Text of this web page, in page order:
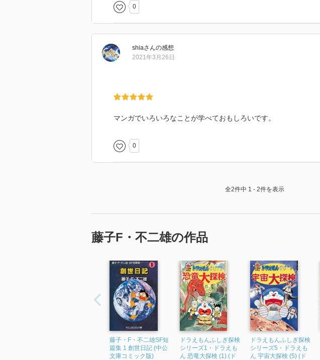
0
shiaさんの感想
2021年3月26日
マンガでいろいろなことが学べておもしろいです。
0
全2件中 1 - 2件を表示
藤子F・不二雄の作品
藤子・F・不二雄SF短
篇集 1 創世日記 (中公
文庫コミック版)
ドラえもんふしぎ探検
シリーズ1・ドラえも
ん 恐竜大探検 (1) (ド
ドラえもんふしぎ探検
シリーズ5・ドラえも
ん 宇宙大探検 (5) (ド